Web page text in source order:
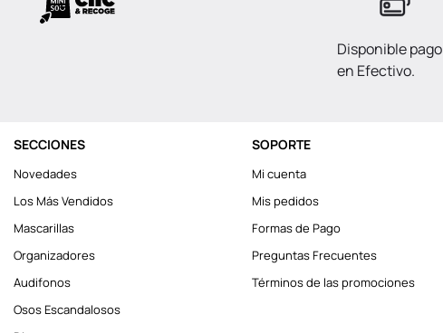
Disponible pago
en Efectivo.
SECCIONES
Novedades
Los Más Vendidos
Mascarillas
Organizadores
Audifonos
Osos Escandalosos
SOPORTE
Mi cuenta
Mis pedidos
Formas de Pago
Preguntas Frecuentes
Términos de las promociones